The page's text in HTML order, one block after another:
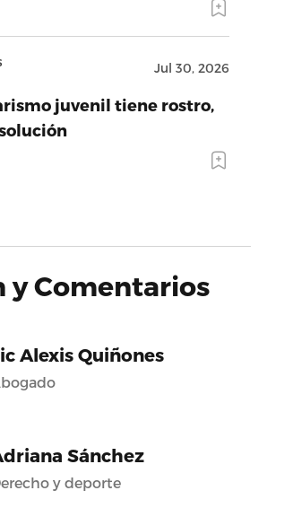
Jul 30, 2026
juvenil tiene rostro,
y Comentarios
Alexis Quiñones
Sánchez
y deporte